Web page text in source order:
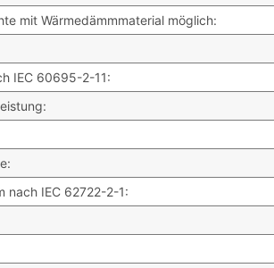
mit Wärmedämmmaterial möglich:
IEC 60695-2-11:
nach IEC 62722-2-1: